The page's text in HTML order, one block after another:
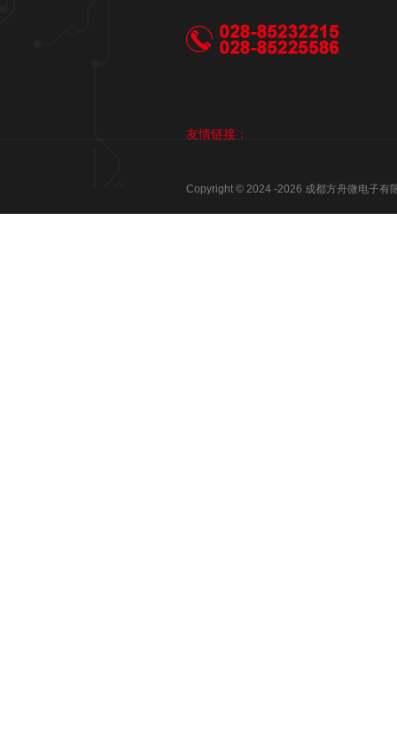
友情链接：
Copyright © 2024 -2026 成都方舟微电子有